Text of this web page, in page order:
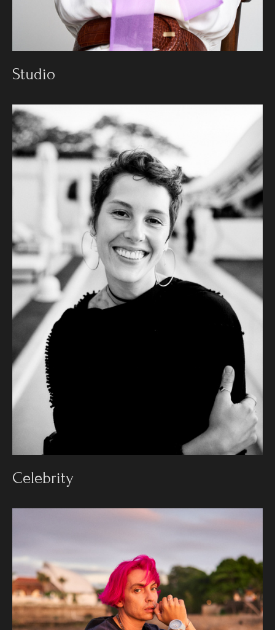
Studio
Celebrity